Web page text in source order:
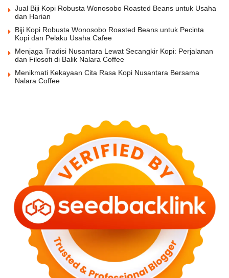
Jual Biji Kopi Robusta Wonosobo Roasted Beans untuk Usaha
dan Harian
Biji Kopi Robusta Wonosobo Roasted Beans untuk Pecinta
Kopi dan Pelaku Usaha Cafee
Menjaga Tradisi Nusantara Lewat Secangkir Kopi: Perjalanan
dan Filosofi di Balik Nalara Coffee
Menikmati Kekayaan Cita Rasa Kopi Nusantara Bersama
Nalara Coffee